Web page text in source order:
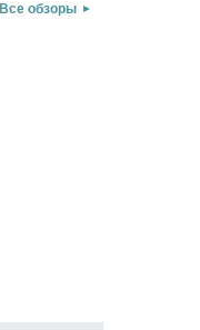
Все обзоры